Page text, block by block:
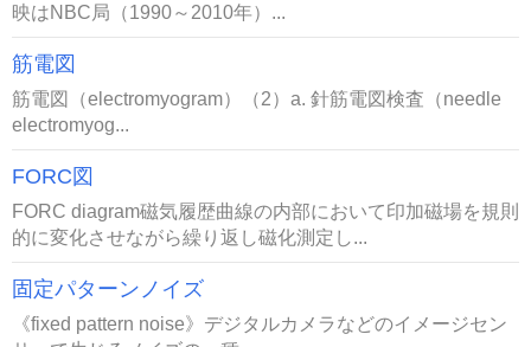
映はNBC局（1990～2010年）...
筋電図
筋電図（electromyogram）（2）a. 針筋電図検査（needle
electromyog...
FORC図
FORC diagram磁気履歴曲線の内部において印加磁場を規則
的に変化させながら繰り返し磁化測定し...
固定パターンノイズ
《fixed pattern noise》デジタルカメラなどのイメージセン